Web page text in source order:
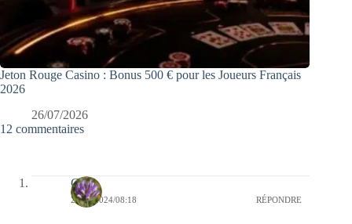
Jeton Rouge Casino : Bonus 500 € pour les Joueurs Français
2026
26/07/2026
12 commentaires
Gine
20/11/2024/08:18 RÉPONDRE